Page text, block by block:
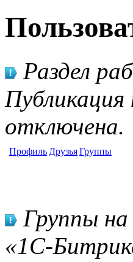
Раздел
отключена.
Профиль ДрузьяГруппы
Группы
«1С-